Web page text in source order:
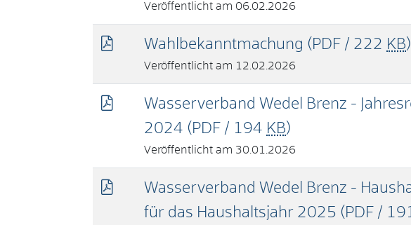
06.02.2026
Wahlbekanntmachung (PDF / 222 KB)
12.02.2026
Wasserverband Wedel Brenz -
2024 (PDF / 194 KB)
30.01.2026
Wasserverband Wedel Brenz -
für das Haushaltsjahr 2025 (PDF /